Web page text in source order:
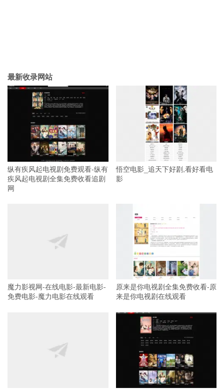
最新收录网站
纵有疾风起电视剧免费观看-纵有
疾风起电视剧全集免费收看追剧
网
悟空电影_追天下好剧,看好看电
影
魔力影视网-在线电影-最新电影-
免费电影-魔力电影在线观看
原来是你电视剧全集免费收看-原
来是你电视剧在线观看